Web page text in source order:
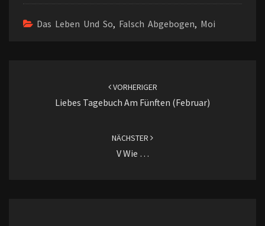
Das Leben Und So, Falsch Abgebogen, Moi
VORHERIGER
Liebes Tagebuch Am Fünften (Februar)
NÄCHSTER
V Wie …